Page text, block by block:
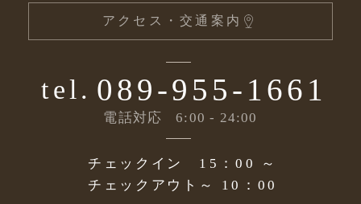
アクセス・交通案内
tel. 089-955-1661
電話対応 6:00 - 24:00
チェックイン
15：00 ～
チェックアウト ～ 10：00